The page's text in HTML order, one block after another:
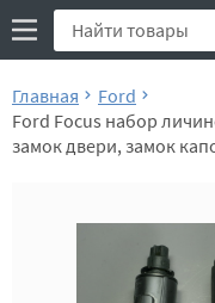
Главная
Ford
Ford Focus набор
замок двери, замок